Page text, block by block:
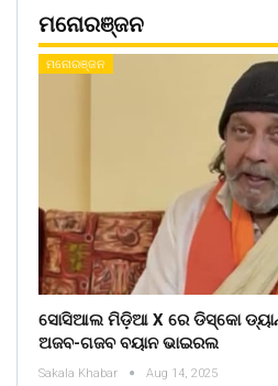
ମନୋରଞ୍ଜନ
ମନୋରଞ୍ଜନ
ସୋସିଆଲ ମିଡ଼ିଆ X ରେ ଡିସ୍କୋ
ଅଜବ-ଗଜବ ବୟାନ ଭାଇରଲ
Sakala Khabar Aug 14, 2025